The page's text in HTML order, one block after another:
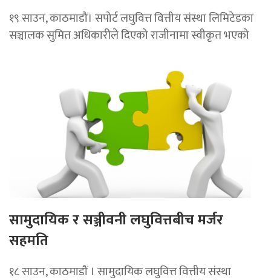
१९ साउन, काठमाडौं। सपोर्ट लघुवित्त वित्तीय संस्था लिमिटेडका
सञ्चालक सुमित अधिकारीले दिएको राजीनामा स्वीकृत भएको
सामुदायिक र सञ्जीवनी लघुवित्तबीच मर्जर
सहमति
१८ साउन, काठमाडौं । सामुदायिक लघुवित्त वित्तीय संस्था